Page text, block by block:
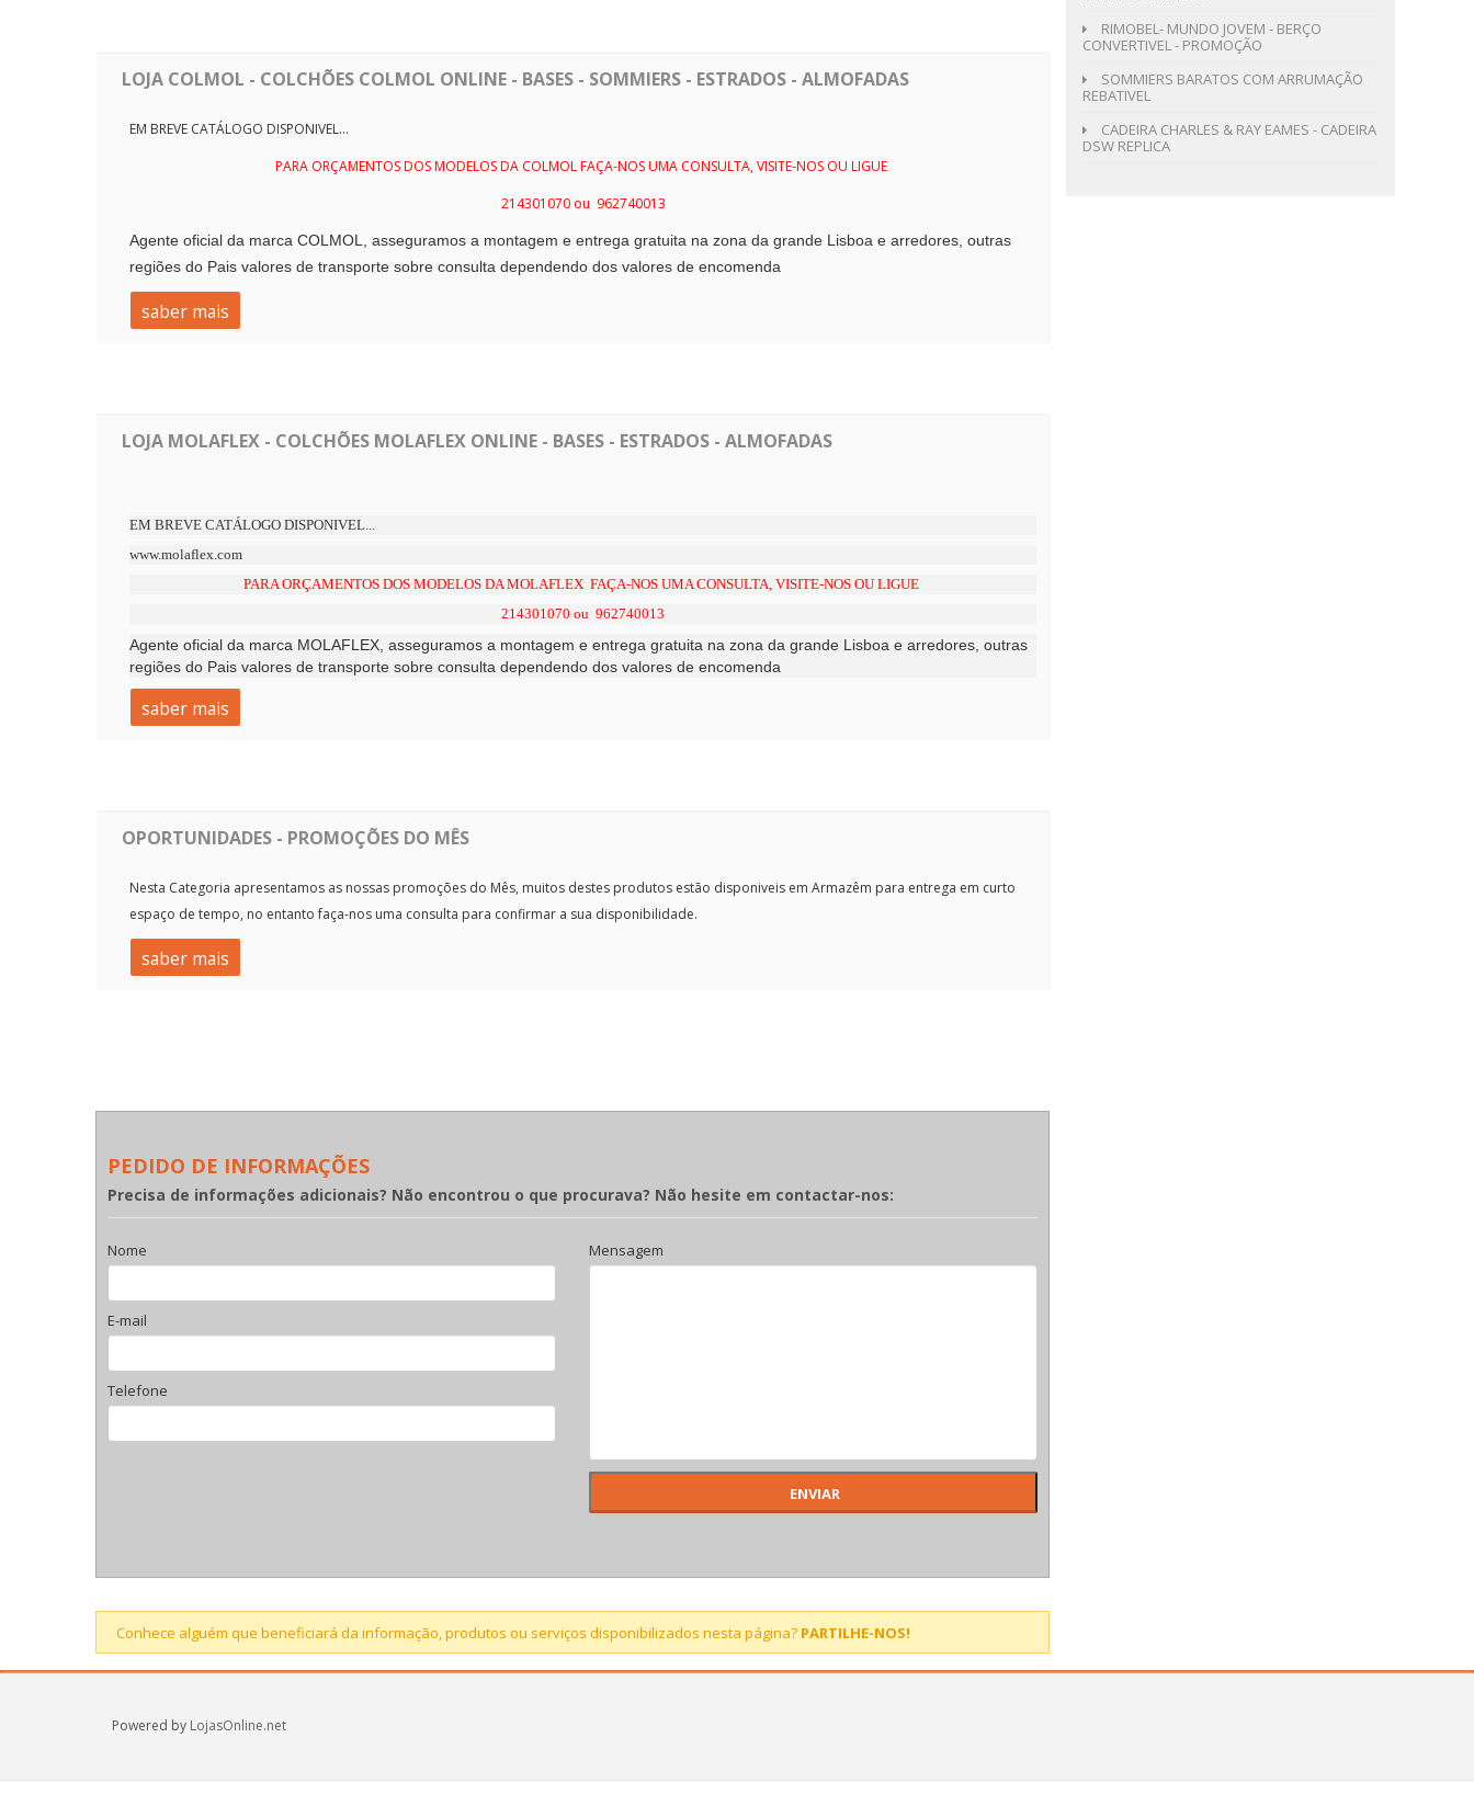
LOJA COLMOL - COLCHÕES COLMOL ONLINE - BASES - SOMMIERS - ESTRADOS - ALMOFADAS
EM BREVE CATÁLOGO DISPONIVEL...
PARA ORÇAMENTOS DOS MODELOS DA COLMOL FAÇA-NOS UMA CONSULTA, VISITE-NOS OU LIGUE
214301070 ou 962740013
Agente oficial da marca COLMOL, asseguramos a montagem e entrega gratuita na zona da grande Lisboa e arredores , outras
regiões do Pais valores de transporte sobre consulta dependendo dos valores de encomenda
saber mais
LOJA MOLAFLEX - COLCHÕES MOLAFLEX ONLINE - BASES - ESTRADOS - ALMOFADAS
EM BREVE CATÁLOGO DISPONIVEL...
www.molaflex.com
PARA ORÇAMENTOS DOS MODELOS DA MOLAFLEX FAÇA-NOS UMA CONSULTA, VISITE-NOS OU LIGUE
214301070 ou 962740013
Agente oficial da marca MOLAFLEX, asseguramos a montagem e entrega gratuita na zona da grande Lisboa e arredores , outras
regiões do Pais valores de transporte sobre consulta dependendo dos valores de encomenda
saber mais
OPORTUNIDADES - PROMOÇÕES DO MÊS
Nesta Categoria apresentamos as nossas promoções do Mês, muitos destes produtos estão disponiveis em Armazêm para entrega em curto
espaço de tempo, no entanto faça-nos uma consulta para confirmar a sua disponibilidade.
saber mais
PEDIDO DE INFORMAÇÕES
Precisa de informações adicionais? Não encontrou o que procurava? Não hesite em contactar-nos:
Nome
E-mail
Telefone
Mensagem
Conhece alguém que beneficiará da informação, produtos ou serviços disponibilizados nesta página? PARTILHE-NOS!
RIMOBEL- MUNDO JOVEM - BERÇO
CONVERTIVEL - PROMOÇÃO
SOMMIERS BARATOS COM ARRUMAÇÃO
REBATIVEL
CADEIRA CHARLES & RAY EAMES - CADEIRA
DSW REPLICA
Powered by LojasOnline.net